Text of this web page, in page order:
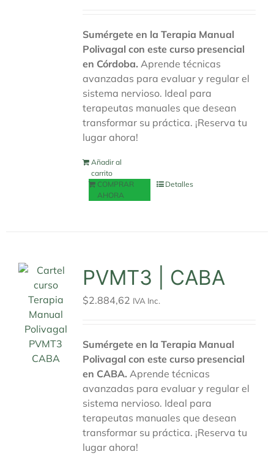
la
página
de
producto
Sumérgete en la Terapia Manual
Polivagal con este curso presencial
en Córdoba. Aprende técnicas
avanzadas para evaluar y regular el
sistema nervioso. Ideal para
terapeutas manuales que desean
transformar su práctica. ¡Reserva tu
lugar ahora!
Añadir al
carrito
COMPRAR
AHORA
Detalles
PVMT3 | CABA
$2.884,62 IVA Inc.
Sumérgete en la Terapia Manual
Polivagal con este curso presencial
en CABA. Aprende técnicas
avanzadas para evaluar y regular el
sistema nervioso. Ideal para
terapeutas manuales que desean
transformar su práctica. ¡Reserva tu
lugar ahora!